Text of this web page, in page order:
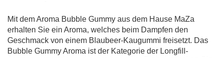
Mit dem Aroma Bubble Gummy aus dem Hause MaZa
erhalten Sie ein Aroma, welches beim Dampfen den
Geschmack von einem Blaubeer-Kaugummi freisetzt. Das
Bubble Gummy Aroma ist der Kategorie der Longfill-